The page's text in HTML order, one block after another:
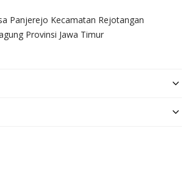
Panjerejo Kecamatan Rejotangan
Provinsi Jawa Timur